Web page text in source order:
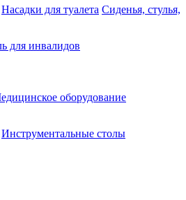
Насадки для туалета Сиденья, стулья,
для инвалидов
оборудование
Инструментальные столы